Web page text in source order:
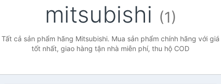
mitsubishi (1)
Tất cả sản phẩm hãng Mitsubishi. Mua sản phẩm chính hãng với giá
tốt nhất, giao hàng tận nhà miễn phí, thu hộ COD